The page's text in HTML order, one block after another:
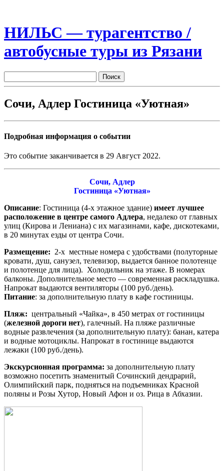
НИЛЬС — турагентство /
автобусные туры из Рязани
Сочи, Адлер Гостиница «Уютная»
Подробная информация о событии
Это событие заканчивается в 29 Август 2022.
Сочи, Адлер
Гостиница «Уютная»
Описание: Гостиница (4-х этажное здание) имеет лучшее
расположение в центре самого Адлера, недалеко от главных
улиц (Кирова и Лениана) с их магазинами, кафе, дискотеками,
в 20 минутах езды от центра Сочи.
Размещение: 2-х местные номера с удобствами (полуторные
кровати, душ, санузел, телевизор, выдается банное полотенце
и полотенце для лица). Холодильник на этаже. В номерах
балконы. Дополнительное место — современная раскладушка.
Напрокат выдаются вентиляторы (100 руб./день).
Питание: за дополнительную плату в кафе гостиницы.
Пляж: центральный «Чайка», в 450 метрах от гостиницы
(железной дороги нет), галечный. На пляже различные
водные развлечения (за дополнительную плату): банан, катера
и водные мотоциклы. Напрокат в гостинице выдаются
лежаки (100 руб./день).
Экскурсионная программа: за дополнительную плату
возможно посетить знаменитый Сочинский дендрарий,
Олимпийский парк, подняться на подъемниках Красной
поляны и Розы Хутор, Новый Афон и оз. Рица в Абхазии.